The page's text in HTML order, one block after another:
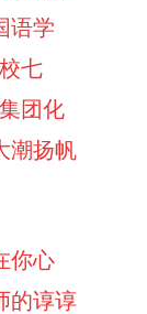
语学
七
团化
潮扬帆
你心
的谆谆